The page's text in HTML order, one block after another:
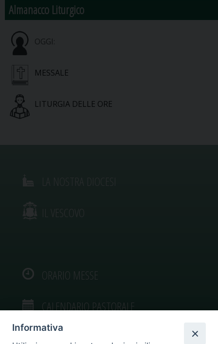
Almanacco Liturgico
OGGI:
MESSALE
LITURGIA DELLE ORE
IL VESCOVO
ORARIO MESSE
CALENDARIO PASTORALE
Informativa